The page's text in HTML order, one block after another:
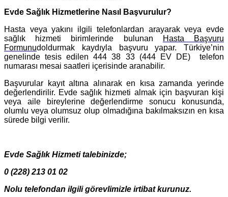
Evde Sağlık Hizmetlerine Nasıl Başvurulur?
Hasta veya yakını ilgili telefonlardan arayarak veya evde
sağlık hizmeti birimlerinde bulunan
Hasta Başvuru
Formunudoldurmak kaydıyla başvuru yapar. Türkiye’nin
genelinde tesis edilen 444 38 33 (444 EV DE) telefon
numarası mesai saatleri içerisinde aranabilir.
Başvurular kayıt altına alınarak en kısa zamanda yerinde
değerlendirilir. Evde sağlık hizmeti almak için başvuran kişi
veya aile bireylerine değerlendirme sonucu konusunda,
olumlu veya olumsuz olup olmadığına bakılmaksızın en kısa
sürede bilgi verilir.
Evde Sağlık Hizmeti talebinizde;
0 (228) 213 01 02
Nolu telefondan ilgili görevlimizle irtibat kurunuz.